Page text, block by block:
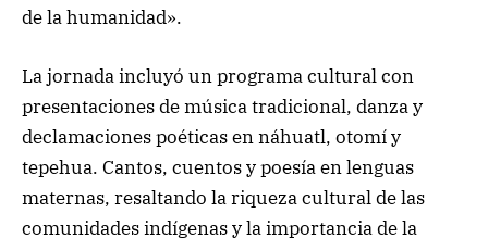
de la humanidad».
La jornada incluyó un programa cultural con
presentaciones de música tradicional, danza y
declamaciones poéticas en náhuatl, otomí y
tepehua. Cantos, cuentos y poesía en lenguas
maternas, resaltando la riqueza cultural de las
comunidades indígenas y la importancia de la